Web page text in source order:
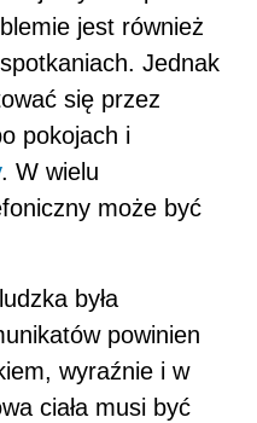
jest również
Jednak
się przez
pokojach i
. W wielu
może być
była
powinien
wyraźnie i w
ciała musi być